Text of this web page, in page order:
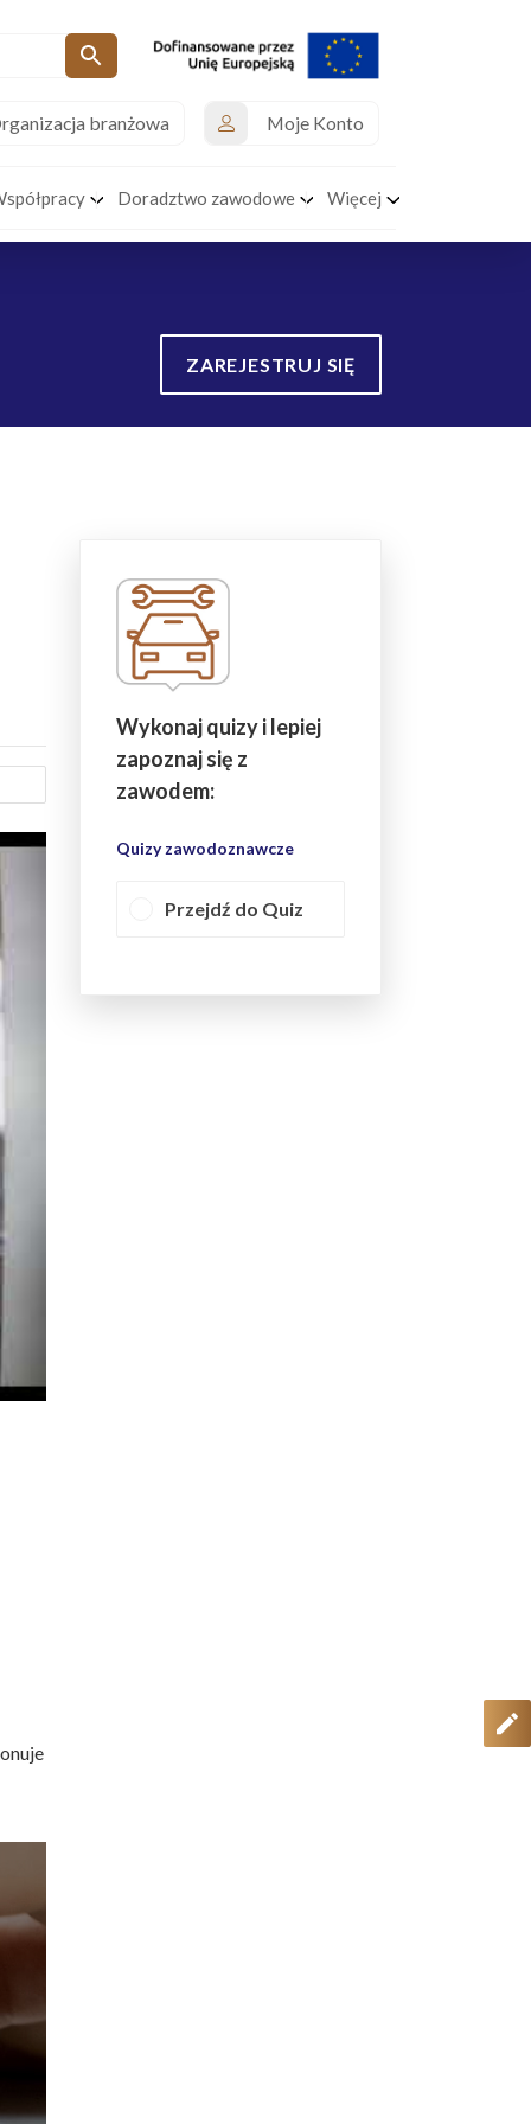
branżowa Moje Konto
Doradztwo zawodowe Więcej
ZAREJESTRUJ SIĘ
Wykonaj quizy i lepiej
zapoznaj się z
zawodem:
Quizy zawodoznawcze
Przejdź do Quiz